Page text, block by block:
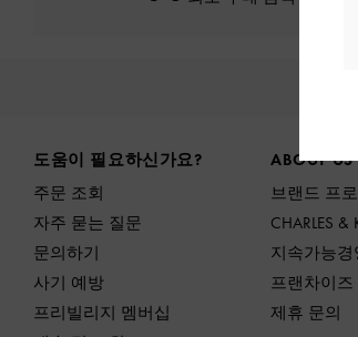
도움이 필요하신가요?
주문 조회
자주 묻는 질문
문의하기
사기 예방
프리빌리지 멤버십
ABOUT US
브랜드 프
CHARLES &
지속가능경
프랜차이즈
제휴 문의